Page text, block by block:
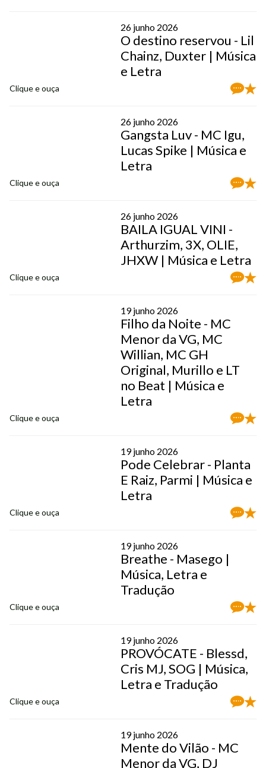
26 junho 2026
O destino reservou - Lil
Chainz, Duxter | Música
e Letra
Clique e ouça
26 junho 2026
Gangsta Luv - MC Igu,
Lucas Spike | Música e
Letra
Clique e ouça
26 junho 2026
BAILA IGUAL VINI -
Arthurzim, 3X, OLIE,
JHXW | Música e Letra
Clique e ouça
19 junho 2026
Filho da Noite - MC
Menor da VG, MC
Willian, MC GH
Original, Murillo e LT
no Beat | Música e
Letra
Clique e ouça
19 junho 2026
Pode Celebrar - Planta
E Raiz, Parmi | Música e
Letra
Clique e ouça
19 junho 2026
Breathe - Masego |
Música, Letra e
Tradução
Clique e ouça
19 junho 2026
PROVÓCATE - Blessd,
Cris MJ, SOG | Música,
Letra e Tradução
Clique e ouça
19 junho 2026
Mente do Vilão - MC
Menor da VG, DJ